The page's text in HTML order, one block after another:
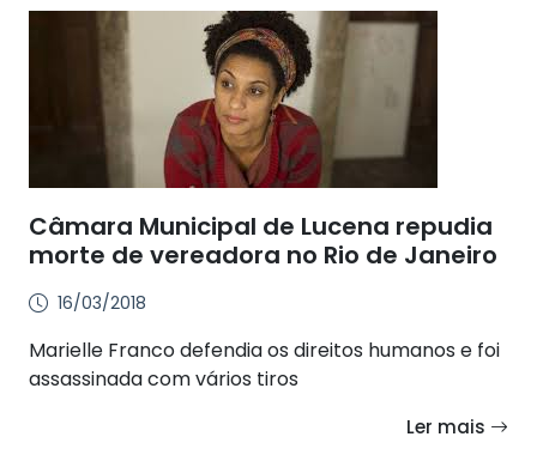
Câmara Municipal de Lucena repudia
morte de vereadora no Rio de Janeiro
16/03/2018
Marielle Franco defendia os direitos humanos e foi
assassinada com vários tiros
Ler mais